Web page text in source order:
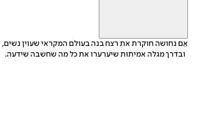
אֵם נחושה חוקרת את רצח בנה בעולם המקראי שעוין נשים,
ובדרך מגלה אמיתות שיערערו את כל מה שחשבה שידעה.